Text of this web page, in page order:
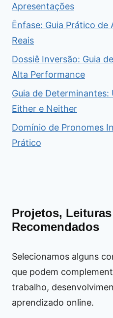
Apresentações
Ênfase: Guia Prático de
Reais
Dossiê Inversão: Guia
Alta Performance
Guia de Determinantes:
Either e Neither
Domínio de Pronomes
Prático
Projetos,
Recomendados
Selecionamos alguns
que podem
trabalho,
aprendizado online.